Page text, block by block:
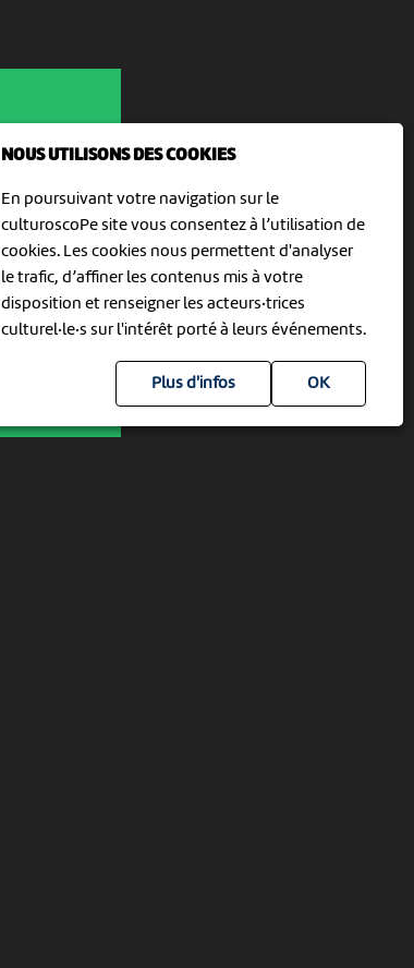
NOUS UTILISONS DES COOKIES
En poursuivant votre navigation sur le
culturoscoPe site vous consentez à l’utilisation de
cookies. Les cookies nous permettent d'analyser
le trafic, d’affiner les contenus mis à votre
disposition et renseigner les acteurs·trices
culturel·le·s sur l'intérêt porté à leurs événements.
Plus d'infos